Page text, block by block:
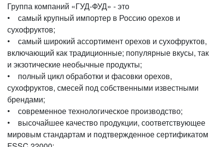
Группа компаний «ГУД-ФУД» - это
• самый крупный импортер в Россию орехов и
сухофруктов;
• самый широкий ассортимент орехов и сухофруктов,
включающий как традиционные; популярные вкусы, так
и экзотические необычные продукты;
• полный цикл обработки и фасовки орехов,
сухофруктов, смесей под собственными известными
брендами;
• современное технологическое производство;
• высочайшее качество продукции, соответствующее
мировым стандартам и подтвержденное сертификатом